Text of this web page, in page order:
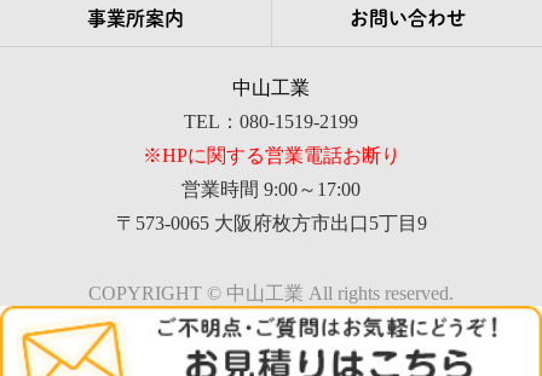
事業所案内 お問い合わせ
中山工業
TEL：080-1519-2199
※HPに関する営業電話お断り
営業時間 9:00～17:00
〒573-0065 大阪府枚方市出口5丁目9
COPYRIGHT © 中山工業 All rights reserved.